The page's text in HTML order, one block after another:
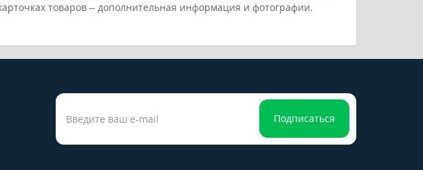
товаров – дополнительная информация и фотографии.
Подписаться